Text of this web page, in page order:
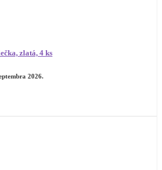
zlatá, 4 ks
2026.